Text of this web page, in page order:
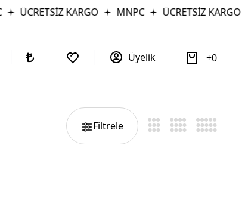
ÜCRETSİZ KARGO MNPC ÜCRETSİZ KARGO
Üyelik 0
Filtrele